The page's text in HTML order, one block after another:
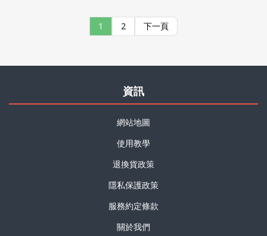
1 2 下一頁
資訊
網站地圖
使用教學
退換貨政策
隱私保護政策
服務約定條款
關於我們